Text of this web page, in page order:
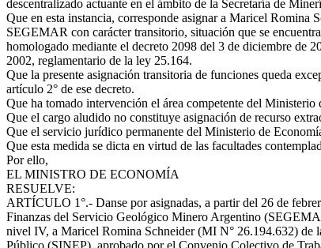
descentralizado actuante en el ámbito de la Secretaría de
Que en esta instancia, corresponde asignar a Maricel
SEGEMAR con carácter transitorio, situación que se
homologado mediante el decreto 2098 del 3 de diciembre de
2002, reglamentario de la ley 25.164.
Que la presente asignación transitoria de funciones queda
artículo 2° de ese decreto.
Que ha tomado intervención el área competente del
Que el cargo aludido no constituye asignación de recurso
Que el servicio jurídico permanente del Ministerio de
Que esta medida se dicta en virtud de las facultades
Por ello,
EL MINISTRO DE ECONOMÍA
RESUELVE:
ARTÍCULO 1°.- Danse por asignadas, a partir del 26 de
Finanzas del Servicio Geológico Minero Argentino
nivel IV, a Maricel Romina Schneider (MI N° 26.194.632) de
Público (SINEP), aprobado por el Convenio Colectivo de